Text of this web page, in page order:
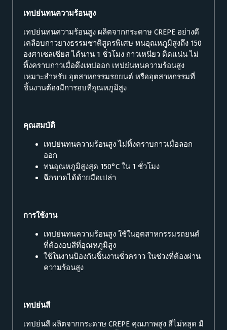
เทปย่นทนความร้อนสูง
เทปย่นทนความร้อนสูง ผลิตจากกระดาษ CREPE อย่างดี
เคลือบกาวยางธรรมชาติสูตรพิเศษ ทนอุณหภูมิสูงถึง 150
องศาเซลเซียส ได้นาน 1 ชั่วโมง กาวเหนียว ติดแน่น ไม่
ทิ้งคราบกาวเมื่อดึงเทปออก เทปย่นทนความร้อนสูง
เหมาะสำหรับ อุตสาหกรรมรถยนต์ หรืออุตสาหกรรมที่
ชิ้นงานต้องมีการอบที่อุณหภูมิสูง
คุณสมบัติ
เทปย่นทนความร้อนสูง ไม่ทิ้งคราบกาวเมื่อลอก
ออก
ทนอุณหภูมิสูงสุด 150°C ใน 1 ชั่วโมง
ฉีกขาดได้ด้วยมือเปล่า
การใช้งาน
เทปย่นทนความร้อนสูง ใช้ในอุตสาหกรรมรถยนต์
ที่ต้องอบสีที่อุณหภูมิสูง
ใช้ในงานป้องกันชิ้นงานชั่วคราว ในช่วงที่ต้องผ่าน
ความร้อนสูง
เทปย่นสี
เทปย่นสี ผลิตจากกระดาษ CREPE คุณภาพสูง สีไม่หลุด มี